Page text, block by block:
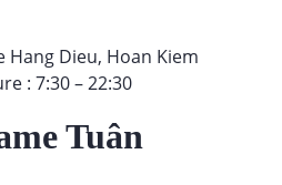
Hang Dieu, Hoan Kiem
: 7:30 – 22:30
Tuân